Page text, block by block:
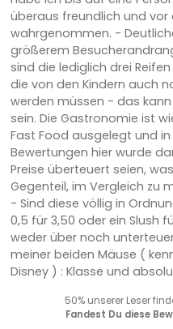
überaus freundlich und vor
wahrgenommen. -
größerem
sind die lediglich drei
die von den Kindern auch
werden müssen - das
sein. Die Gastronomie ist
Fast Food ausgelegt und
Bewertungen hier wurde
Preise überteuert seien,
Gegenteil, im Vergleich zu
- Sind diese völlig in
0,5 für 3,50 oder ein Slush
weder über noch
meiner beiden Mäuse (
Disney ) : Klasse und
50% unserer Leser
Fandest Du diese